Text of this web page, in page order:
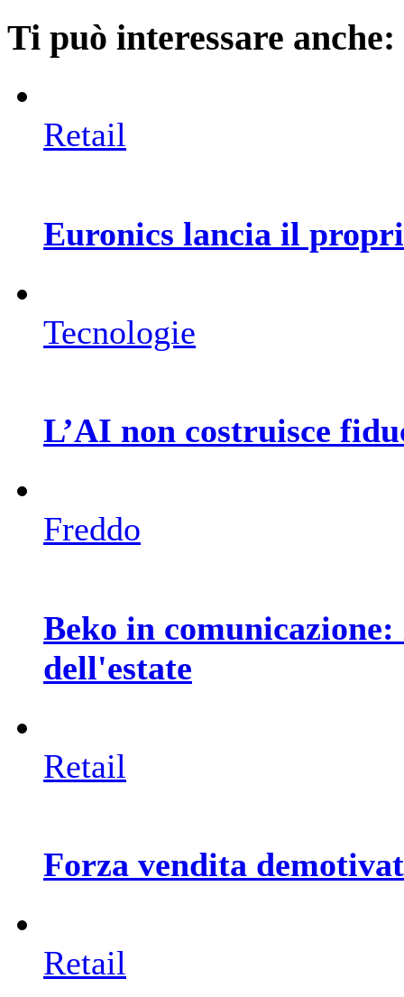
Ti può interessare anche:
Retail
Euronics lancia il
Tecnologie
L’AI non costruisce
Freddo
Beko in
dell'estate
Retail
Forza vendita
Retail